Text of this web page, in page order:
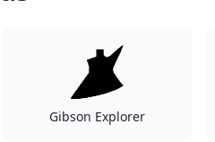
Gibson Explorer